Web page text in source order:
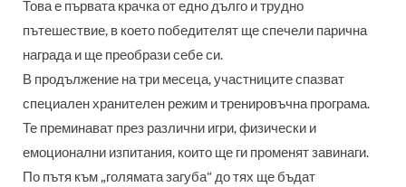
Това е първата крачка от едно дълго и трудно
пътешествие, в което победителят ще спечели парична
награда и ще преобрази себе си.
В продължение на три месеца, участниците спазват
специален хранителен режим и тренировъчна програма.
Те преминават през различни игри, физически и
емоционални изпитания, които ще ги променят завинаги.
По пътя към „голямата загуба“ до тях ще бъдат